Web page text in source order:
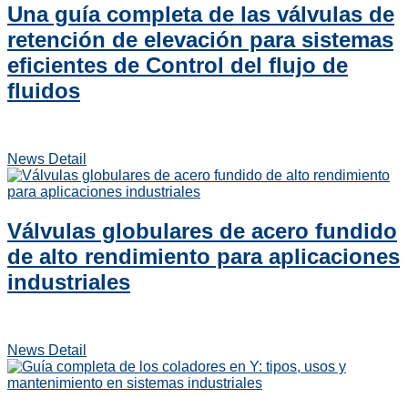
Una guía completa de las válvulas de
retención de elevación para sistemas
eficientes de Control del flujo de
fluidos
News Detail
Válvulas globulares de acero fundido
de alto rendimiento para aplicaciones
industriales
News Detail